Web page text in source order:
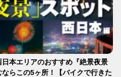
本エリアのおすすめ『絶景夜景
らこの5ヶ所！【バイクで行きた